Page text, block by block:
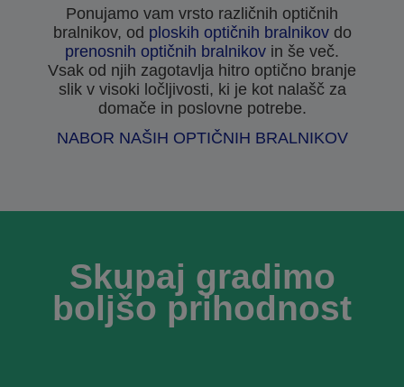
Ponujamo vam vrsto različnih optičnih
bralnikov, od ploskih optičnih bralnikovdo
prenosnih optičnih bralnikov in še več.
Vsak od njih zagotavlja hitro optično branje
slik v visoki ločljivosti, ki je kot nalašč za
domače in poslovne potrebe.
NABOR NAŠIH OPTIČNIH BRALNIKOV
Skupaj gradimo
boljšo prihodnost